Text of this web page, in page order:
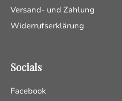
Versand- und Zahlung
Widerrufserklärung
Socials
Facebook